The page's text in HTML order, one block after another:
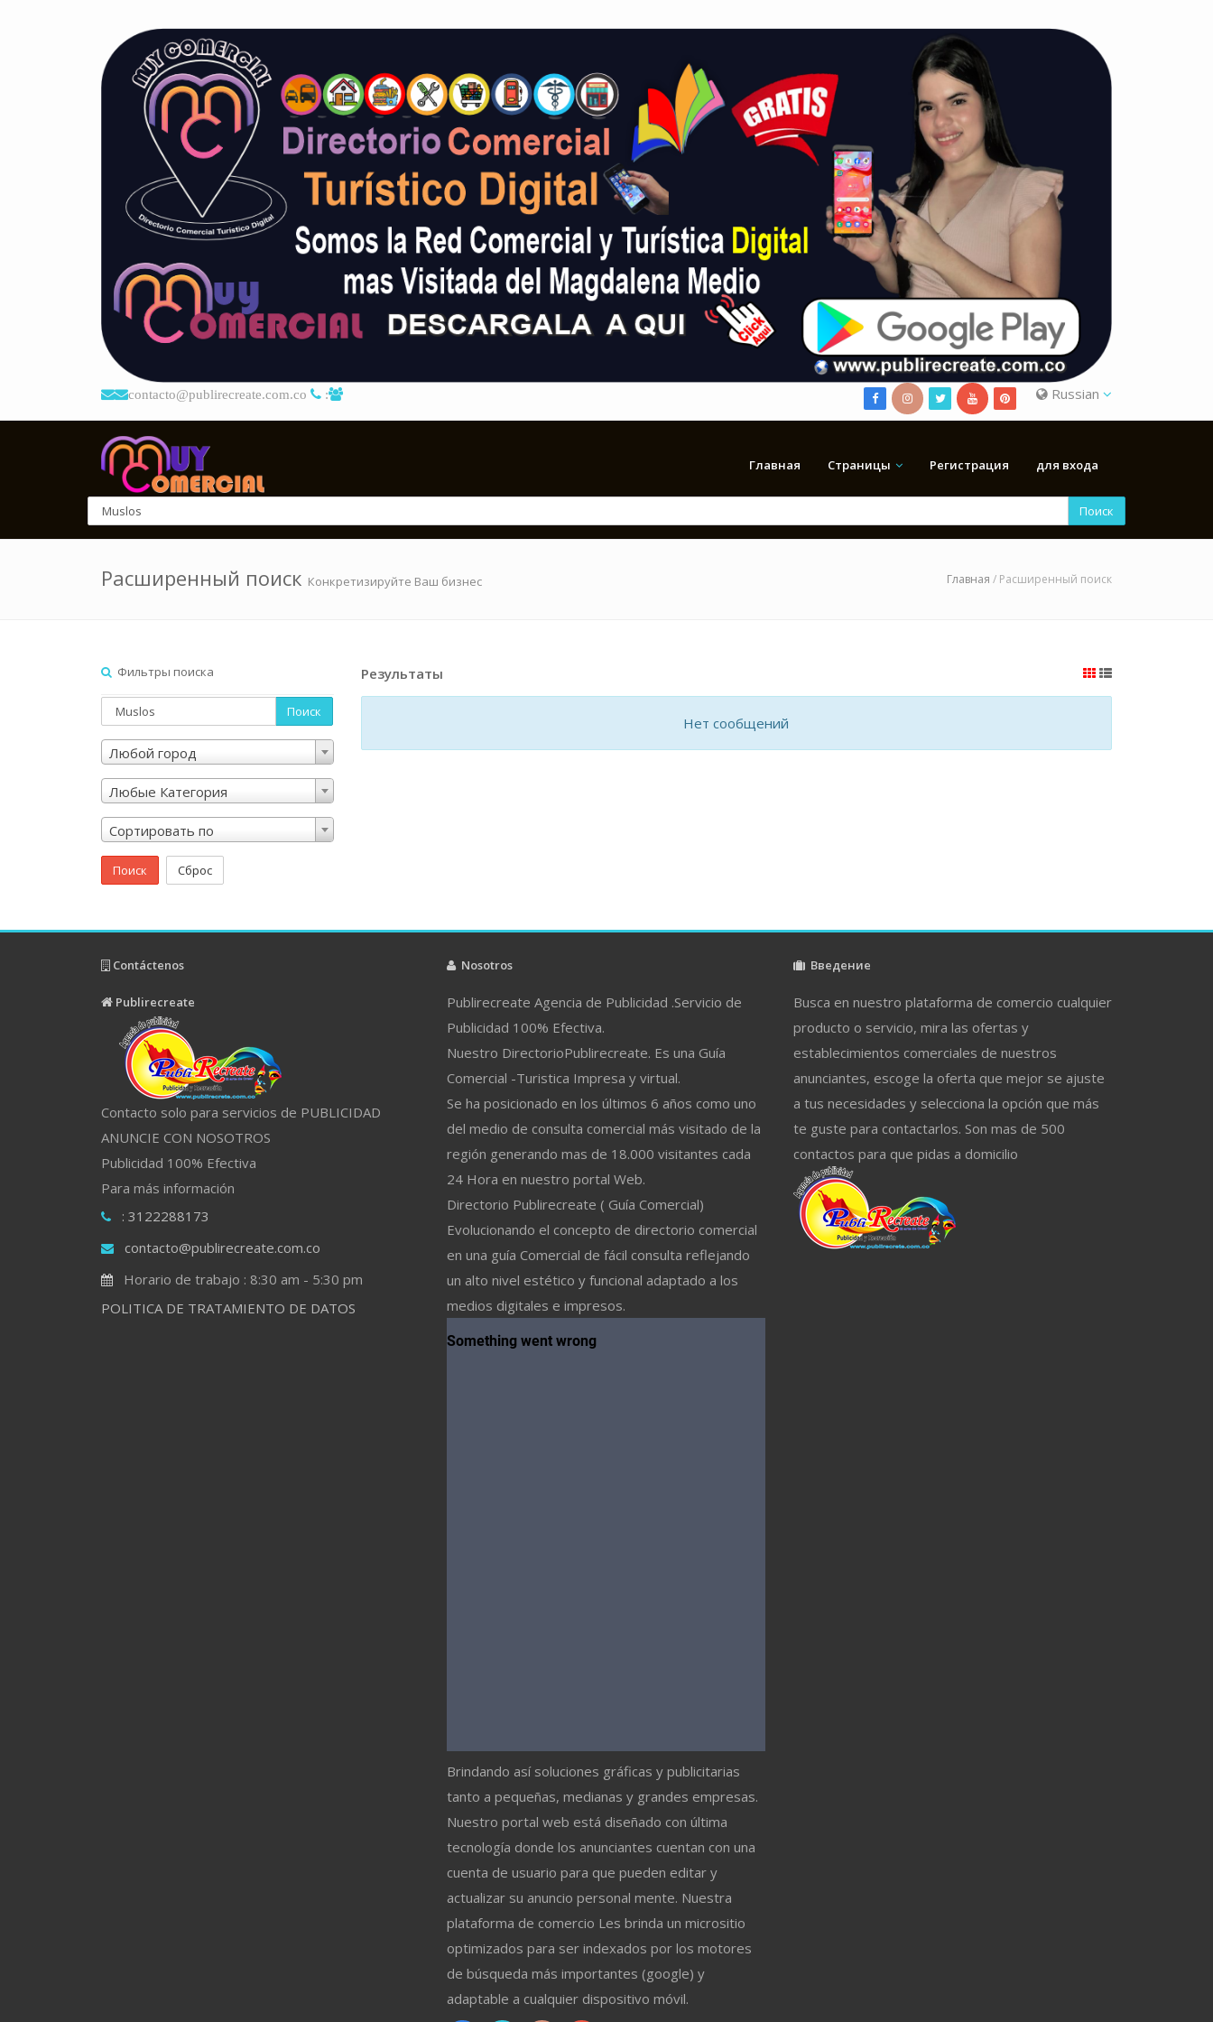
contacto@publirecreate.com.co : Russian
Главная Страницы Регистрация для входа
Поиск
Расширенный поиск Конкретизируйте Ваш бизнес Главная / Расширенный поиск
Фильтры поиска
Поиск
Любой город
Любые Категория
Сортировать по
Поиск Сброс
Результаты
Нет сообщений
Contáctenos
Publirecreate
Contacto solo para servicios de PUBLICIDAD
ANUNCIE CON NOSOTROS
Publicidad 100% Efectiva
Para más información
: 3122288173
contacto@publirecreate.com.co
Horario de trabajo : 8:30 am - 5:30 pm
POLITICA DE TRATAMIENTO DE DATOS
Nosotros
Publirecreate Agencia de Publicidad .Servicio de
Publicidad 100% Efectiva.
Nuestro DirectorioPublirecreate. Es una Guía
Comercial -Turistica Impresa y virtual.
Se ha posicionado en los últimos 6 años como uno
del medio de consulta comercial más visitado de la
región generando mas de 18.000 visitantes cada
24 Hora en nuestro portal Web.
Directorio Publirecreate ( Guía Comercial)
Evolucionando el concepto de directorio comercial
en una guía Comercial de fácil consulta reflejando
un alto nivel estético y funcional adaptado a los
medios digitales e impresos.
Brindando así soluciones gráficas y publicitarias
tanto a pequeñas, medianas y grandes empresas.
Nuestro portal web está diseñado con última
tecnología donde los anunciantes cuentan con una
cuenta de usuario para que pueden editar y
actualizar su anuncio personal mente. Nuestra
plataforma de comercio Les brinda un micrositio
optimizados para ser indexados por los motores
de búsqueda más importantes (google) y
adaptable a cualquier dispositivo móvil.
Введение
Busca en nuestro plataforma de comercio cualquier
producto o servicio, mira las ofertas y
establecimientos comerciales de nuestros
anunciantes, escoge la oferta que mejor se ajuste
a tus necesidades y selecciona la opción que más
te guste para contactarlos. Son mas de 500
contactos para que pidas a domicilio